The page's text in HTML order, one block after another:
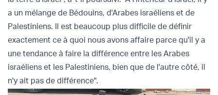
a un mélange de Bédouins, d'Arabes israéliens et de
Palestiniens. Il est beaucoup plus difficile de définir
exactement ce à quoi nous avons affaire parce qu'il y a
une tendance à faire la différence entre les Arabes
israéliens et les Palestiniens, bien que de l'autre côté, il
n'y ait pas de différence".